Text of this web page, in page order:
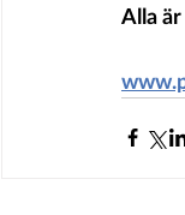
Alla